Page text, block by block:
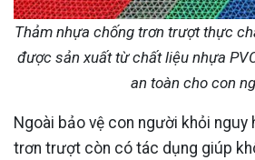
Thảm nhựa chống trơn trượt thực
được sản xuất từ chất liệu nhựa
an toàn cho con
Ngoài bảo vệ con người khỏi nguy
trơn trượt còn có tác dụng giúp